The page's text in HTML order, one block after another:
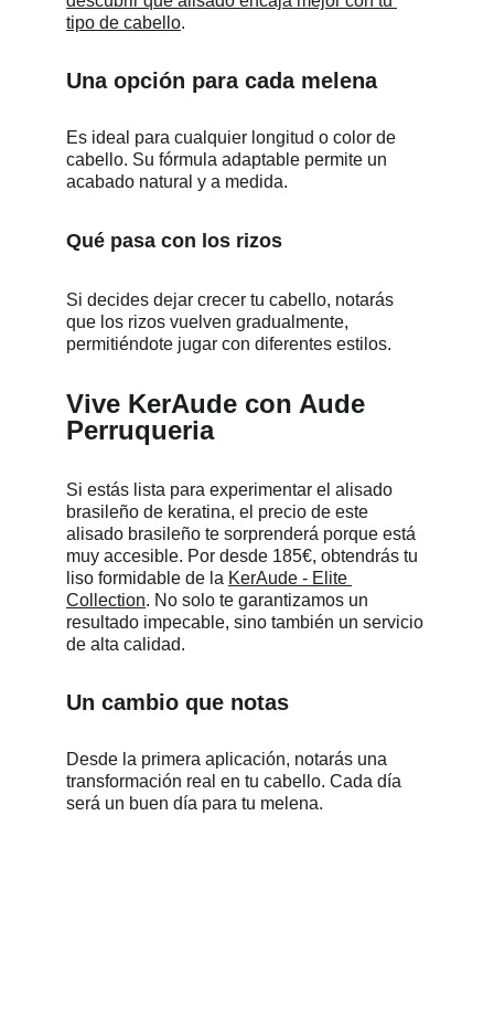
tipo de cabello.
Una opción para cada melena
Es ideal para cualquier longitud o color de
cabello. Su fórmula adaptable permite un
acabado natural y a medida.
Qué pasa con los rizos
Si decides dejar crecer tu cabello, notarás
que los rizos vuelven gradualmente,
permitiéndote jugar con diferentes estilos.
Vive KerAude con Aude
Perruqueria
Si estás lista para experimentar el alisado
brasileño de keratina, el precio de este
alisado brasileño te sorprenderá porque está
muy accesible. Por desde 185€, obtendrás tu
liso formidable de la KerAude - Elite
Collection. No solo te garantizamos un
resultado impecable, sino también un servicio
de alta calidad.
Un cambio que notas
Desde la primera aplicación, notarás una
transformación real en tu cabello. Cada día
será un buen día para tu melena.